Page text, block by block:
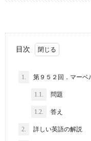
目次
1. 第９５２回．マーベ
1.1. 問題
1.2. 答え
2. 詳しい英語の解説